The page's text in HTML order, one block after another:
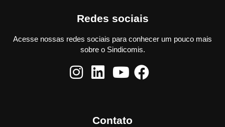
Redes sociais
Acesse nossas redes sociais para conhecer um pouco mais
sobre o Sindicomis.
Contato